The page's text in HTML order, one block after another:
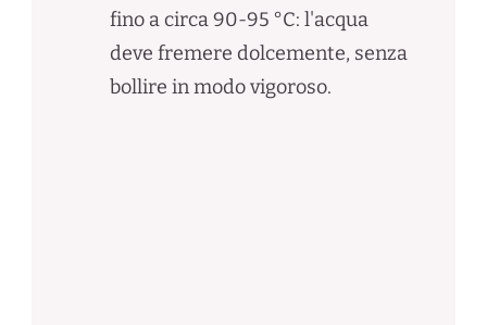
fino a circa 90-95 °C: l'acqua
deve fremere dolcemente, senza
bollire in modo vigoroso.